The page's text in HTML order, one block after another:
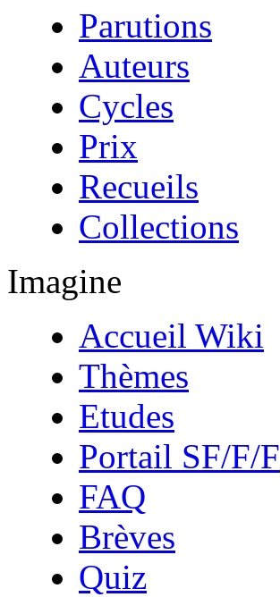
Parutions
Auteurs
Cycles
Prix
Recueils
Collections
Imagine
Accueil Wiki
Thèmes
Etudes
Portail SF/F/F
FAQ
Brèves
Quiz